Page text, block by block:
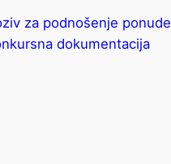
za podnošenje ponude
dokumentacija